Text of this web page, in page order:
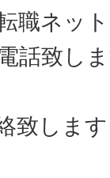
職ネッ
話致し
致します